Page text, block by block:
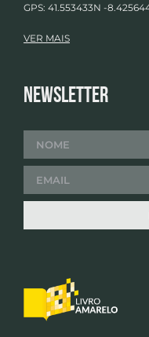
GPS: 41.553433N -
VER MAIS
Newsletter